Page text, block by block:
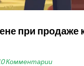
при продаже
Комментарии